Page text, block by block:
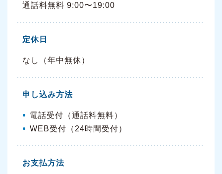
通話料無料 9:00〜19:00
定休日
なし（年中無休）
申し込み方法
電話受付（通話料無料）
WEB受付（24時間受付）
お支払方法